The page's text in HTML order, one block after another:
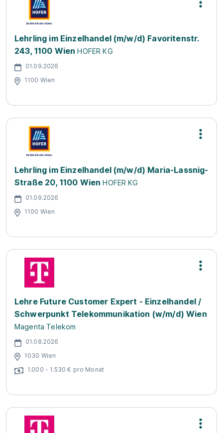
Lehrling im Einzelhandel (m/w/d) Favoritenstr.
243, 1100 Wien HOFER KG
01.09.2026
1100 Wien
Lehrling im Einzelhandel (m/w/d) Maria-Lassnig-
Straße 20, 1100 Wien HOFER KG
01.09.2026
1100 Wien
Lehre Future Customer Expert - Einzelhandel /
Schwerpunkt Telekommunikation (w/m/d) Wien
Magenta Telekom
01.08.2026
1030 Wien
1.000 - 1.530 € pro Monat